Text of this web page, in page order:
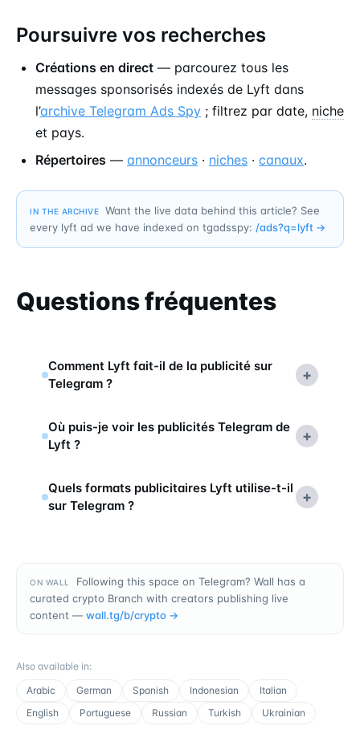
Poursuivre vos recherches
Créations en direct — parcourez tous les
messages sponsorisés indexés de Lyft dans
l’archive Telegram Ads Spy ; filtrez par date, niche
et pays.
Répertoires — annonceurs · niches · canaux.
IN THE ARCHIVE
Want the live data behind this article? See
every lyft ad we have indexed on tgadsspy: /ads?q=lyft →
Questions fréquentes
Comment Lyft fait-il de la publicité sur
Telegram ?
+
Où puis-je voir les publicités Telegram de
Lyft ?
+
Quels formats publicitaires Lyft utilise-t-il
sur Telegram ?
+
ON WALL
Following this space on Telegram? Wall has a
curated crypto Branch with creators publishing live
content — wall.tg/b/crypto →
Also available in:
Arabic
German Spanish Indonesian
Italian
English
Portuguese Russian Turkish Ukrainian